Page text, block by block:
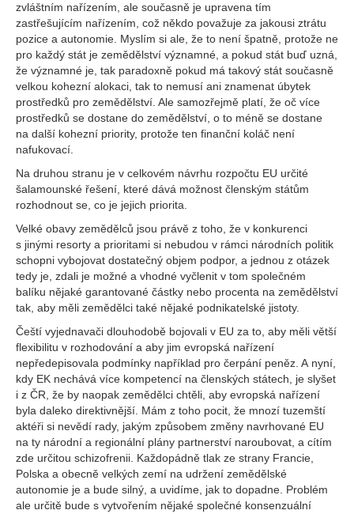
zvláštním nařízením, ale současně je upravena tím
zastřešujícím nařízením, což někdo považuje za jakousi ztrátu
pozice a autonomie. Myslím si ale, že to není špatně, protože ne
pro každý stát je zemědělství významné, a pokud stát buď uzná,
že významné je, tak paradoxně pokud má takový stát současně
velkou kohezní alokaci, tak to nemusí ani znamenat úbytek
prostředků pro zemědělství. Ale samozřejmě platí, že oč více
prostředků se dostane do zemědělství, o to méně se dostane
na další kohezní priority, protože ten finanční koláč není
nafukovací.
Na druhou stranu je v celkovém návrhu rozpočtu EU určité
šalamounské řešení, které dává možnost členským státům
rozhodnout se, co je jejich priorita.
Velké obavy zemědělců jsou právě z toho, že v konkurenci
s jinými resorty a prioritami si nebudou v rámci národních politik
schopni vybojovat dostatečný objem podpor, a jednou z otázek
tedy je, zdali je možné a vhodné vyčlenit v tom společném
balíku nějaké garantované částky nebo procenta na zemědělství
tak, aby měli zemědělci také nějaké podnikatelské jistoty.
Čeští vyjednavači dlouhodobě bojovali v EU za to, aby měli větší
flexibilitu v rozhodování a aby jim evropská nařízení
nepředepisovala podmínky například pro čerpání peněz. A nyní,
kdy EK nechává více kompetencí na členských státech, je slyšet
i z ČR, že by naopak zemědělci chtěli, aby evropská nařízení
byla daleko direktivnější. Mám z toho pocit, že mnozí tuzemští
aktéři si nevědí rady, jakým způsobem změny navrhované EU
na ty národní a regionální plány partnerství naroubovat, a cítím
zde určitou schizofrenii. Každopádně tlak ze strany Francie,
Polska a obecně velkých zemí na udržení zemědělské
autonomie je a bude silný, a uvidíme, jak to dopadne. Problém
ale určitě bude s vytvořením nějaké společné konsenzuální